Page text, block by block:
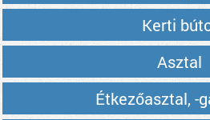
Kerti
Asztal
Étkezőasztal, -